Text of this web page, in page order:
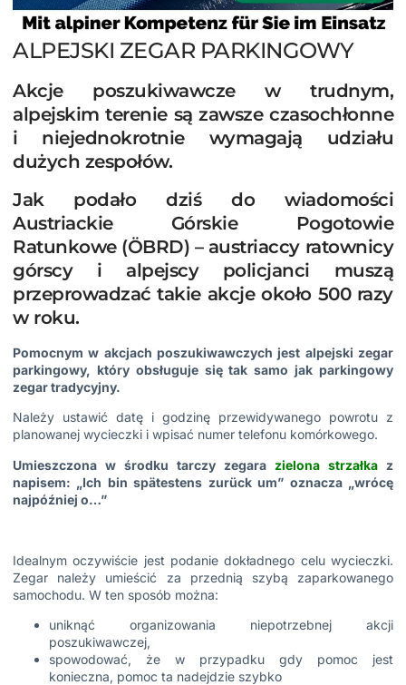
ALPEJSKI ZEGAR PARKINGOWY
Akcje poszukiwawcze w trudnym,
alpejskim terenie są zawsze czasochłonne
i niejednokrotnie wymagają udziału
dużych zespołów.
Jak podało dziś do wiadomości
Austriackie Górskie Pogotowie
Ratunkowe (ÖBRD) – austriaccy ratownicy
górscy i alpejscy policjanci muszą
przeprowadzać takie akcje około 500 razy
w roku.
Pomocnym w akcjach poszukiwawczych jest alpejski zegar
parkingowy, który obsługuje się tak samo jak parkingowy
zegar tradycyjny.
Należy ustawić datę i godzinę przewidywanego powrotu z
planowanej wycieczki i wpisać numer telefonu komórkowego.
Umieszczona w środku tarczy zegara zielona strzałka z
napisem: „Ich bin spätestens zurück um” oznacza „wrócę
najpóźniej o…”
Idealnym oczywiście jest podanie dokładnego celu wycieczki.
Zegar należy umieścić za przednią szybą zaparkowanego
samochodu. W ten sposób można:
uniknąć organizowania niepotrzebnej akcji
poszukiwawczej,
spowodować, że w przypadku gdy pomoc jest
konieczna, pomoc ta nadejdzie szybko